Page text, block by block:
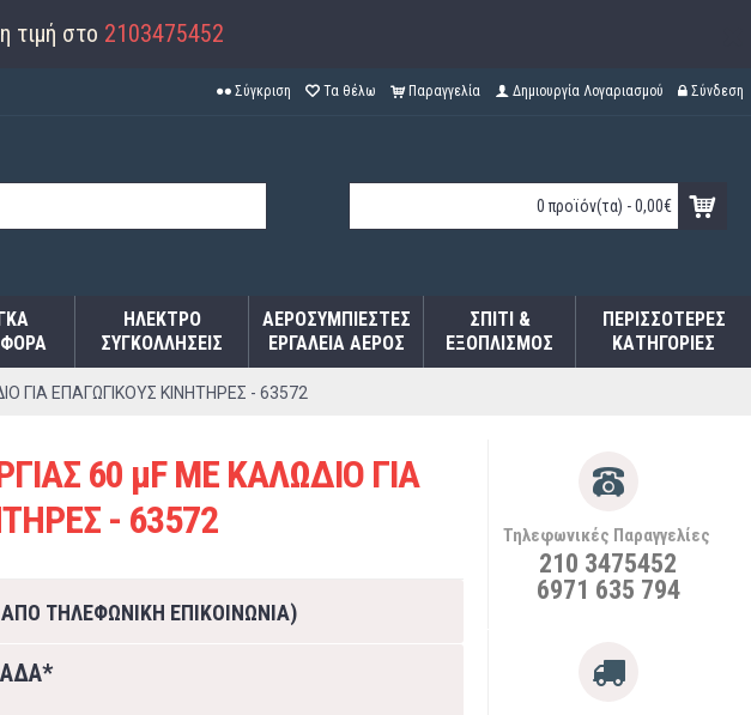
τιμή στο 2103475452
Σύγκριση Τα θέλω Παραγγελία Δημιουργία Λογαριασμού Σύνδεση
0 προϊόν(τα) - 0,00€
ΗΛΕΚΤΡΟ
ΣΥΓΚΟΛΛΉΣΕΙΣ
ΑΕΡΟΣΥΜΠΙΕΣΤΈΣ
ΕΡΓΑΛΕΊΑ ΑΈΡΟΣ
ΣΠΊΤΙ &
ΕΞΟΠΛΙΣΜΌΣ
ΠΕΡΙΣΣΌΤΕΡΕΣ
ΚΑΤΗΓΟΡΊΕΣ
ΓΙΑ ΕΠΑΓΩΓΙΚΟΥΣ ΚΙΝΗΤΗΡΕΣ - 63572
Τηλεφωνικές Παραγγελίες
210 3475452
6971 635 794
60 μF ΜΕ ΚΑΛΩΔΙΟ ΓΙΑ
- 63572
ΤΗΛΕΦΩΝΙΚΗ ΕΠΙΚΟΙΝΩΝΙΑ)